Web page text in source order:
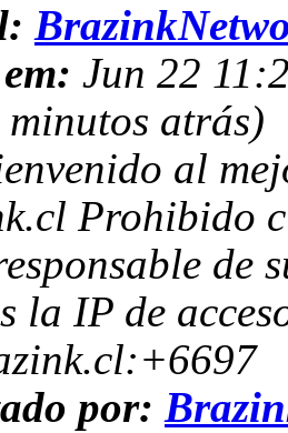
Jun 22
atrás)
al
Prohibido
de
la IP de
por: